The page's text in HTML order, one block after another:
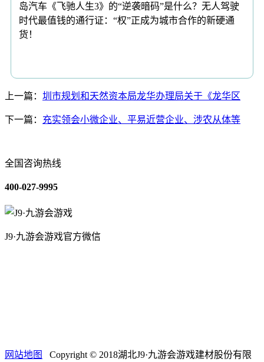
岛汽车《飞驰人生3》的“逆袭暗码”是什么？无人驾驶
时代最值钱的通行证：“权”正成为城市合作的新硬通
货！
上一篇： 圳市规划和天然资本局龙华办理局关于《龙华区
下一篇： 充实领会小微企业、平易近营企业、涉农从体等
全国咨询热线
400-027-9995
J9·九游会游戏官方微信
网站地图 Copyright © 2018湖北J9·九游会游戏建材股份有限